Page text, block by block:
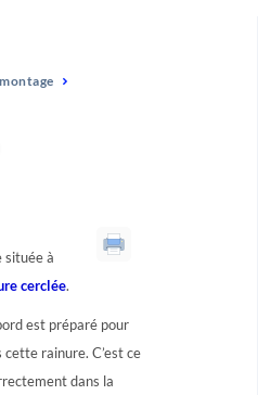
située à
cerclée.
est préparé pour
rainure. C’est ce
dans la